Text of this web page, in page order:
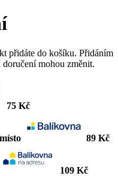
přidáte do košíku. Přidáním
mohou změnit.
75 Kč
89 Kč
109 Kč